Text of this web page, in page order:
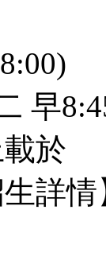
早
於
詳情